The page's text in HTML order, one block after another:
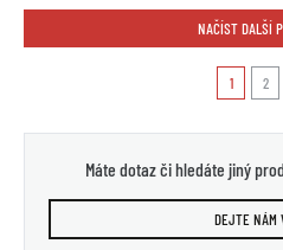
NAČÍST DALŠÍ
1 2
Máte dotaz či hledáte jiný
DEJTE NÁM